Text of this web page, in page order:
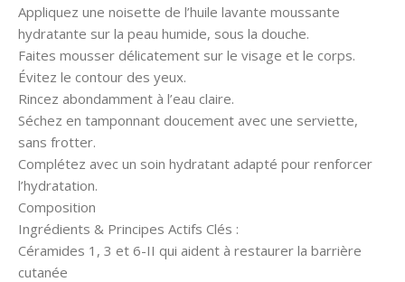
Appliquez une noisette de l’huile lavante moussante
hydratante sur la peau humide, sous la douche.
Faites mousser délicatement sur le visage et le corps.
Évitez le contour des yeux.
Rincez abondamment à l’eau claire.
Séchez en tamponnant doucement avec une serviette,
sans frotter.
Complétez avec un soin hydratant adapté pour renforcer
l’hydratation.
Composition
Ingrédients & Principes Actifs Clés :
Céramides 1, 3 et 6-II qui aident à restaurer la barrière
cutanée